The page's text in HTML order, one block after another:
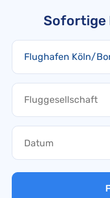
Sofortige
Flughafen Köln/